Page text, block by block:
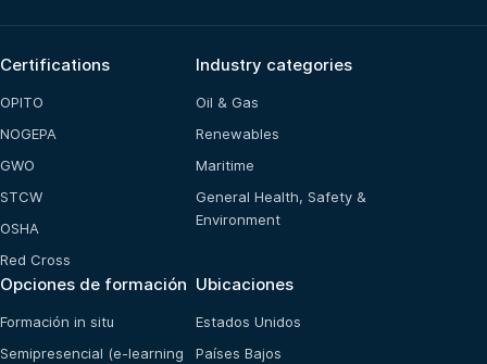
Certifications
OPITO
NOGEPA
GWO
STCW
OSHA
Red Cross
Industry categories
Oil & Gas
Renewables
Maritime
General Health, Safety &
Environment
Opciones de formación
Formación in situ
Semipresencial (e-learning
Ubicaciones
Estados Unidos
Países Bajos